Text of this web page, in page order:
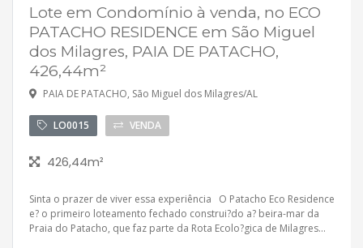
Lote em Condomínio à venda, no ECO
PATACHO RESIDENCE em São Miguel
dos Milagres, PAIA DE PATACHO,
426,44m²
PAIA DE PATACHO, São Miguel dos Milagres/AL
LO0015 VENDA
426,44m²
Sinta o prazer de viver essa experiência O Patacho Eco Residence
e? o primeiro loteamento fechado construi?do a? beira-mar da
Praia do Patacho, que faz parte da Rota Ecolo?gica de Milagres...